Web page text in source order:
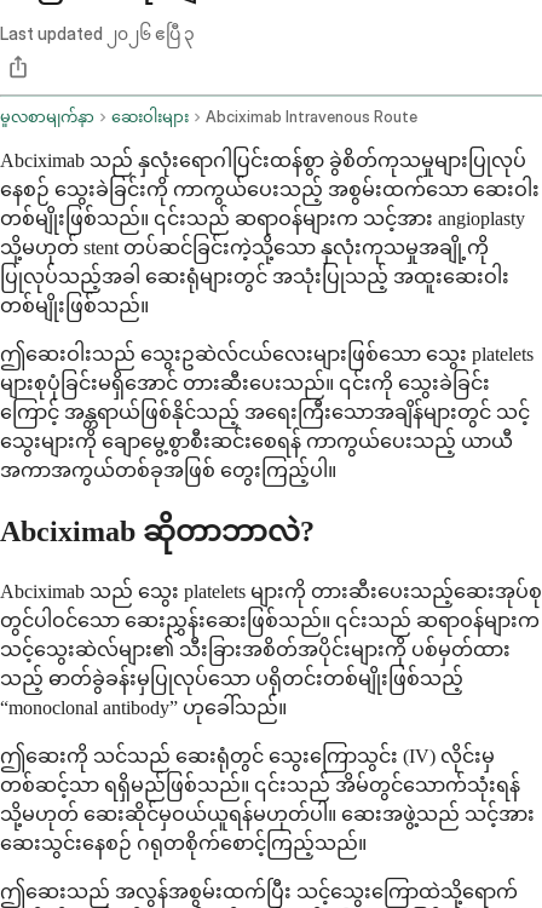
Last updated ၂၀၂၆ ဧပြီ ၃
မူလစာမျက်နှာ ဆေးဝါးများ Abciximab Intravenous Route
Abciximab သည် နှလုံးရောဂါပြင်းထန်စွာ ခွဲစိတ်ကုသမှုများပြုလုပ်
နေစဉ် သွေးခဲခြင်းကို ကာကွယ်ပေးသည့် အစွမ်းထက်သော ဆေးဝါး
တစ်မျိုးဖြစ်သည်။ ၎င်းသည် ဆရာဝန်များက သင့်အား angioplasty
သို့မဟုတ် stent တပ်ဆင်ခြင်းကဲ့သို့သော နှလုံးကုသမှုအချို့ကို
ပြုလုပ်သည့်အခါ ဆေးရုံများတွင် အသုံးပြုသည့် အထူးဆေးဝါး
တစ်မျိုးဖြစ်သည်။
ဤဆေးဝါးသည် သွေးဥဆဲလ်ငယ်လေးများဖြစ်သော သွေး platelets
များစုပုံခြင်းမရှိအောင် တားဆီးပေးသည်။ ၎င်းကို သွေးခဲခြင်း
ကြောင့် အန္တရာယ်ဖြစ်နိုင်သည့် အရေးကြီးသောအချိန်များတွင် သင့်
သွေးများကို ချောမွေ့စွာစီးဆင်းစေရန် ကာကွယ်ပေးသည့် ယာယီ
အကာအကွယ်တစ်ခုအဖြစ် တွေးကြည့်ပါ။
Abciximab ဆိုတာဘာလဲ?
Abciximab သည် သွေး platelets များကို တားဆီးပေးသည့်ဆေးအုပ်စု
တွင်ပါဝင်သော ဆေးညွှန်းဆေးဖြစ်သည်။ ၎င်းသည် ဆရာဝန်များက
သင့်သွေးဆဲလ်များ၏ သီးခြားအစိတ်အပိုင်းများကို ပစ်မှတ်ထား
သည့် ဓာတ်ခွဲခန်းမှပြုလုပ်သော ပရိုတင်းတစ်မျိုးဖြစ်သည့်
“monoclonal antibody” ဟုခေါ်သည်။
ဤဆေးကို သင်သည် ဆေးရုံတွင် သွေးကြောသွင်း (IV) လိုင်းမှ
တစ်ဆင့်သာ ရရှိမည်ဖြစ်သည်။ ၎င်းသည် အိမ်တွင်သောက်သုံးရန်
သို့မဟုတ် ဆေးဆိုင်မှဝယ်ယူရန်မဟုတ်ပါ။ ဆေးအဖွဲ့သည် သင့်အား
ဆေးသွင်းနေစဉ် ဂရုတစိုက်စောင့်ကြည့်သည်။
ဤဆေးသည် အလွန်အစွမ်းထက်ပြီး သင့်သွေးကြောထဲသို့ရောက်